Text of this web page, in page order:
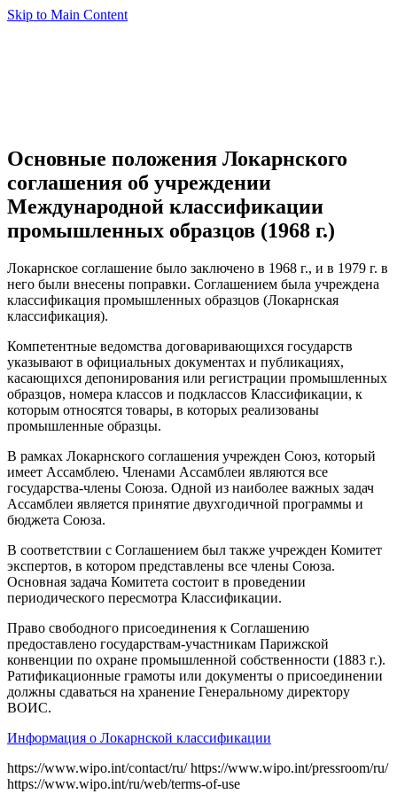
Skip to Main Content
Основные положения Локарнского
соглашения об учреждении
Международной классификации
промышленных образцов (1968 г.)
Локарнское соглашение было заключено в 1968 г., и в 1979 г. в
него были внесены поправки. Соглашением была учреждена
классификация промышленных образцов (Локарнская
классификация).
Компетентные ведомства договаривающихся государств
указывают в официальных документах и публикациях,
касающихся депонирования или регистрации промышленных
образцов, номера классов и подклассов Классификации, к
которым относятся товары, в которых реализованы
промышленные образцы.
В рамках Локарнского соглашения учрежден Союз, который
имеет Ассамблею. Членами Ассамблеи являются все
государства-члены Союза. Одной из наиболее важных задач
Ассамблеи является принятие двухгодичной программы и
бюджета Союза.
В соответствии с Соглашением был также учрежден Комитет
экспертов, в котором представлены все члены Союза.
Основная задача Комитета состоит в проведении
периодического пересмотра Классификации.
Право свободного присоединения к Соглашению
предоставлено государствам-участникам Парижской
конвенции по охране промышленной собственности (1883 г.).
Ратификационные грамоты или документы о присоединении
должны сдаваться на хранение Генеральному директору
ВОИС.
Информация о Локарнской классификации
https://www.wipo.int/contact/ru/ https://www.wipo.int/pressroom/ru/
https://www.wipo.int/ru/web/terms-of-use